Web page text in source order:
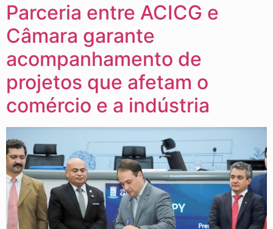
Parceria entre ACICG e
Câmara garante
acompanhamento de
projetos que afetam o
comércio e a indústria